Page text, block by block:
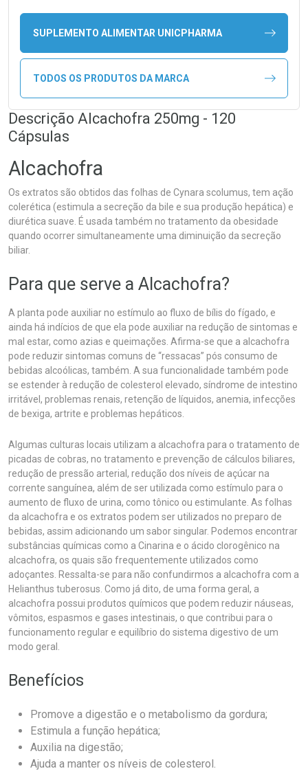
SUPLEMENTO ALIMENTAR UNICPHARMA
TODOS OS PRODUTOS DA MARCA
Descrição Alcachofra 250mg - 120
Cápsulas
Alcachofra
Os extratos são obtidos das folhas de Cynara scolumus, tem ação
colerética (estimula a secreção da bile e sua produção hepática) e
diurética suave. É usada também no tratamento da obesidade
quando ocorrer simultaneamente uma diminuição da secreção
biliar.
Para que serve a Alcachofra?
A planta pode auxiliar no estímulo ao fluxo de bílis do fígado, e
ainda há indícios de que ela pode auxiliar na redução de sintomas e
mal estar, como azias e queimações. Afirma-se que a alcachofra
pode reduzir sintomas comuns de “ressacas” pós consumo de
bebidas alcoólicas, também. A sua funcionalidade também pode
se estender à redução de colesterol elevado, síndrome de intestino
irritável, problemas renais, retenção de líquidos, anemia, infecções
de bexiga, artrite e problemas hepáticos.
Algumas culturas locais utilizam a alcachofra para o tratamento de
picadas de cobras, no tratamento e prevenção de cálculos biliares,
redução de pressão arterial, redução dos níveis de açúcar na
corrente sanguínea, além de ser utilizada como estímulo para o
aumento de fluxo de urina, como tônico ou estimulante. As folhas
da alcachofra e os extratos podem ser utilizados no preparo de
bebidas, assim adicionando um sabor singular. Podemos encontrar
substâncias químicas como a Cinarina e o ácido clorogênico na
alcachofra, os quais são frequentemente utilizados como
adoçantes. Ressalta-se para não confundirmos a alcachofra com a
Helianthus tuberosus. Como já dito, de uma forma geral, a
alcachofra possui produtos químicos que podem reduzir náuseas,
vômitos, espasmos e gases intestinais, o que contribui para o
funcionamento regular e equilíbrio do sistema digestivo de um
modo geral.
Benefícios
Promove a digestão e o metabolismo da gordura;
Estimula a função hepática;
Auxilia na digestão;
Ajuda a manter os níveis de colesterol.